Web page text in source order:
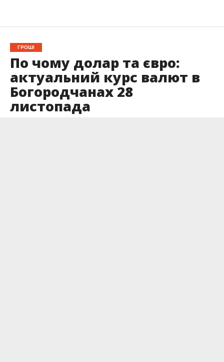
ГРОШІ
По чому долар та євро:
актуальний курс валют в
Богородчанах 28
листопада